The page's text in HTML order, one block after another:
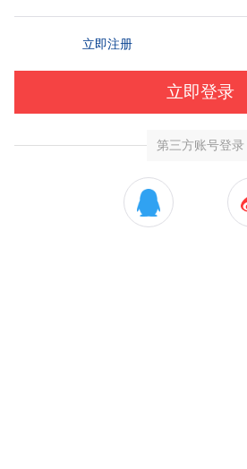
立即注册
立即登录
第三方账号登录